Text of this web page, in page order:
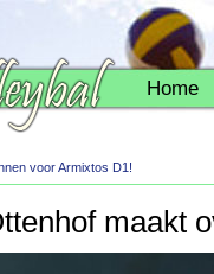
Home
voor Armixtos D1!
maakt